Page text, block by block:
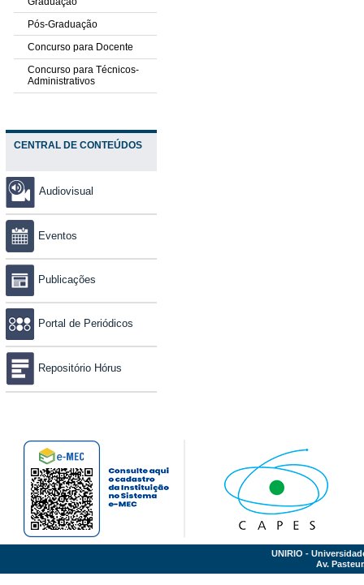
Pós-Graduação
Concurso para Docente
Concurso para Técnicos-
Administrativos
CENTRAL DE CONTEÚDOS
Audiovisual
Eventos
Publicações
Portal de Periódicos
Repositório Hórus
UNIRIO -
Av.